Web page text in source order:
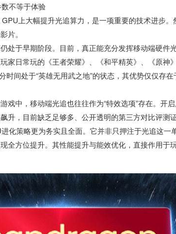
不等于体验
上大幅提升光追算力，是一项重要的技术进步
片。
处于早期阶段。目前，真正能充分发挥移动端硬件
家日常玩的《王者荣耀》、《和平精英》、《原神
时间处于“英雄无用武之地”的状态，其优势仅仅存
戏中，移动端光追也往往作为“特效选项”存在。开
升，目前缺乏足够多、公开透明的第三方对比评测证
化策略更为务实且全面。它并非只押注于光追这一
全方位提升。其性能提升与能效优化，直接作用于